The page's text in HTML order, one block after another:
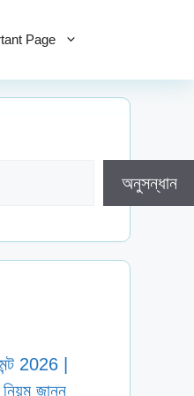
Page
অনুসন্ধান
2026 |
জানুন